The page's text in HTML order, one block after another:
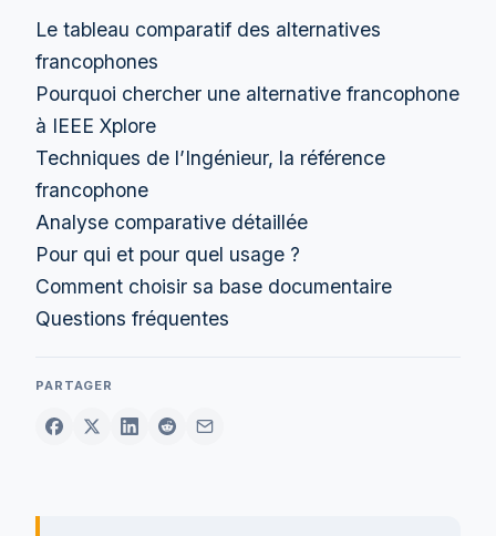
Le tableau comparatif des alternatives
francophones
Pourquoi chercher une alternative francophone
à IEEE Xplore
Techniques de l’Ingénieur, la référence
francophone
Analyse comparative détaillée
Pour qui et pour quel usage ?
Comment choisir sa base documentaire
Questions fréquentes
PARTAGER